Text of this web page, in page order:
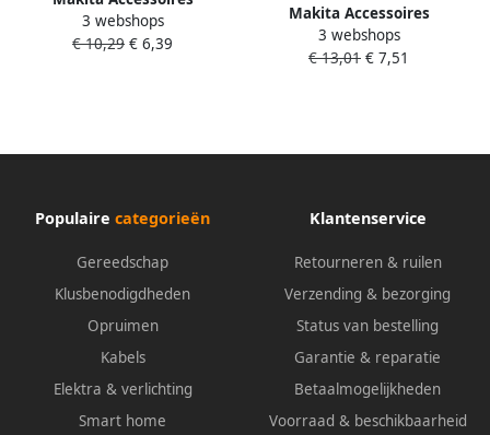
Schuurband K120 30x533
Red P-36712
3 webshops
€ 10,29 € 6,39
Makita Accessoires
Schuurband K100 13x533
Red P-43359
3 webshops
€ 13,01 € 7,51
Populaire categorieën
Gereedschap
Klusbenodigdheden
Opruimen
Kabels
Elektra & verlichting
Smart home
Klantenservice
Retourneren & ruilen
Verzending & bezorging
Status van bestelling
Garantie & reparatie
Betaalmogelijkheden
Voorraad & beschikbaarheid